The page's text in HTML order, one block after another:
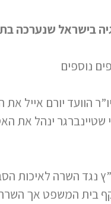
שנערכה בתאריך
ינהל את
נגד השרה לאיכות
בית המשפט אך